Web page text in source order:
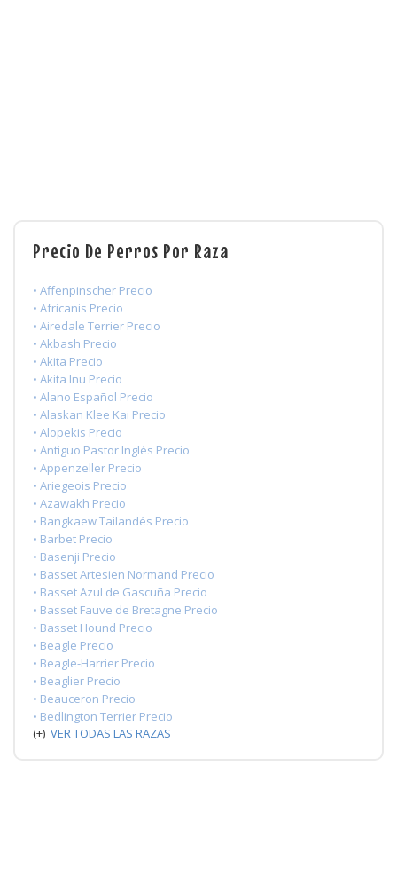
Precio De Perros Por Raza
• Affenpinscher Precio
• Africanis Precio
• Airedale Terrier Precio
• Akbash Precio
• Akita Precio
• Akita Inu Precio
• Alano Español Precio
• Alaskan Klee Kai Precio
• Alopekis Precio
• Antiguo Pastor Inglés Precio
• Appenzeller Precio
• Ariegeois Precio
• Azawakh Precio
• Bangkaew Tailandés Precio
• Barbet Precio
• Basenji Precio
• Basset Artesien Normand Precio
• Basset Azul de Gascuña Precio
• Basset Fauve de Bretagne Precio
• Basset Hound Precio
• Beagle Precio
• Beagle-Harrier Precio
• Beaglier Precio
• Beauceron Precio
• Bedlington Terrier Precio
(+) VER TODAS LAS RAZAS